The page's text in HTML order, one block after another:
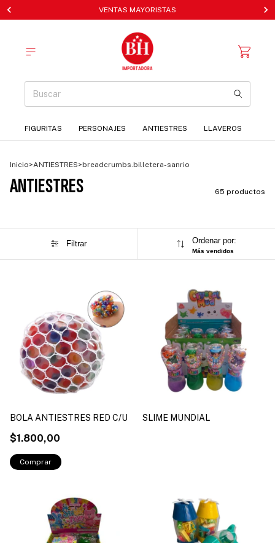
VENTAS MAYORISTAS
FIGURITAS PERSONAJES ANTIESTRES LLAVEROS
Inicio>ANTIESTRES>breadcrumbs.billetera-sanrio
ANTIESTRES 65 productos
Filtrar Ordenar por:
Más vendidos
BOLA ANTIESTRES RED C/U
$1.800,00
SLIME MUNDIAL